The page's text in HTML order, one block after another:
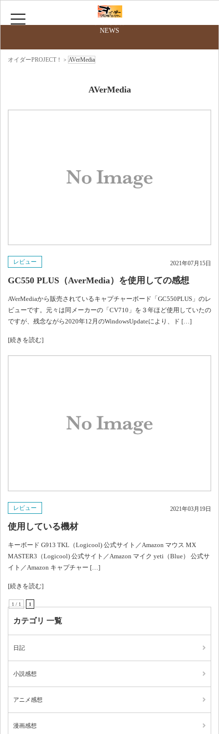
HOME
お問い合わせ
NEWS
オイダーPROJECT！ > AVerMedia
AVerMedia
レビュー 2021年07月15日
GC550 PLUS（AverMedia）を使用しての感想
AVerMediaから販売されているキャプチャーボード「GC550PLUS」のレ
ビューです。元々は同メーカーの「CV710」を３年ほど使用していたの
ですが、残念ながら2020年12月のWindowsUpdateにより、ド […]
[続きを読む]
レビュー 2021年03月19日
使用している機材
キーボード G913 TKL（Logicool) 公式サイト／Amazon マウス MX
MASTER3（Logicool) 公式サイト／Amazon マイク yeti（Blue） 公式サ
イト／Amazon キャプチャー […]
[続きを読む]
1 / 1 1
カテゴリ 一覧
日記
小説感想
アニメ感想
漫画感想